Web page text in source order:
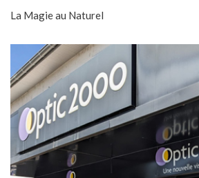
La Magie au Naturel